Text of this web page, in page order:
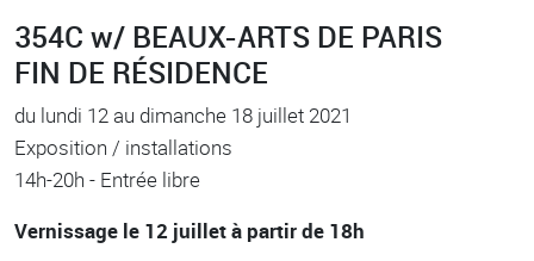
354C w/ BEAUX-ARTS DE PARIS
FIN DE RÉSIDENCE
du lundi 12 au dimanche 18 juillet 2021
Exposition / installations
14h-20h - Entrée libre
Vernissage le 12 juillet à partir de 18h